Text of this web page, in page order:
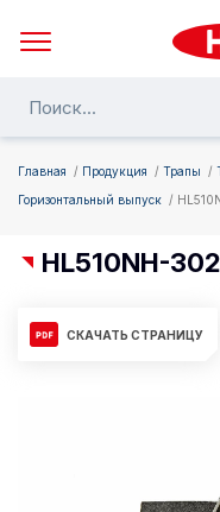
Главная Продукция Трапы
Горизонтальный выпуск
HL510NH-
СКАЧАТЬ СТРАНИЦУ